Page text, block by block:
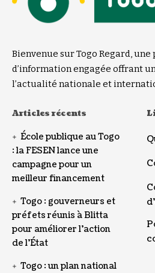
Bienvenue sur Togo Regard,
d’information engagée offrant
l’actualité nationale et
Articles récents
École publique au Togo
: la FESEN lance une
campagne pour un
meilleur financement
Togo : gouverneurs et
préfets réunis à Blitta
pour améliorer l’action
de l’État
Togo : un plan national